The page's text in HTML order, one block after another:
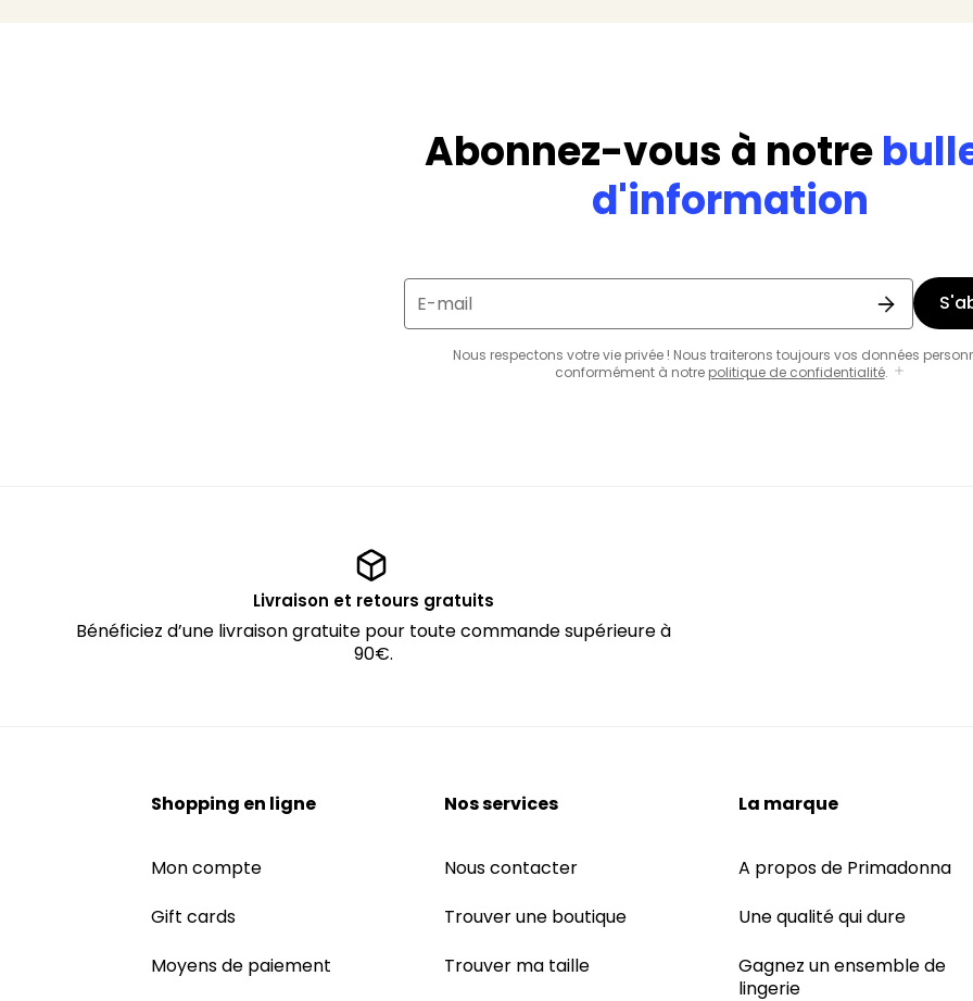
Abonnez-vous à notre
d'information
E-mail
Nous respectons votre vie privée ! Nous traiterons toujours vos données
conformément à notre politique de confidentialité.
Livraison et retours gratuits
Bénéficiez d’une livraison gratuite pour toute commande supérieure à
90€.
Shopping en ligne
Mon compte
Gift cards
Moyens de paiement
Nos services
Nous contacter
Trouver une boutique
Trouver ma taille
La marque
A propos de Primadonna
Une qualité qui dure
Gagnez un ensemble de
lingerie